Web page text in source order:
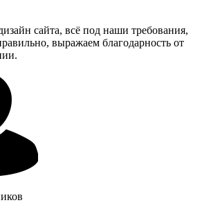
сайта, всё под наши требования,
выражаем благодарность от